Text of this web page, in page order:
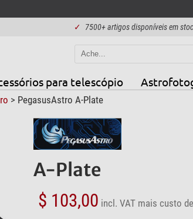
✓ 7500+ artigos disponíveis em
para telescópio
> PegasusAstro A-Plate
A-Plate
$ 103,00 incl. VAT mais custo